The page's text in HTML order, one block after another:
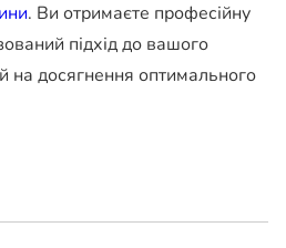
. Ви отримаєте професійну
підхід до вашого
на досягнення оптимального